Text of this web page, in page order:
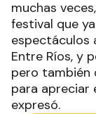
muchas
festival que
Entre Ríos, y
pero también
para apreciar
expresó.